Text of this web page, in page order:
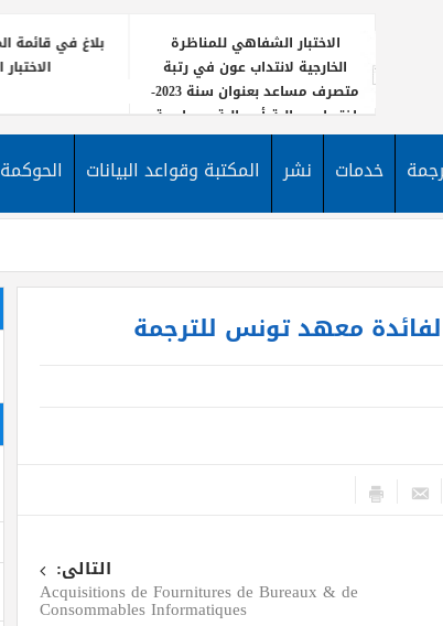
الاختبار الشفاهي للمناظرة
الخارجية لانتداب عون في رتبة
اختصاص مالية أو مالية ومحاسبة
بلاغ في
يعلن
نشر
لانتداب
خدمات نشر المكتبة وقواعد البيانات الحوكمة
لفائدة معهد تونس للترجمة
التالى:
Acquisitions de Fournitures de Bureaux & de
Consommables Informatiques